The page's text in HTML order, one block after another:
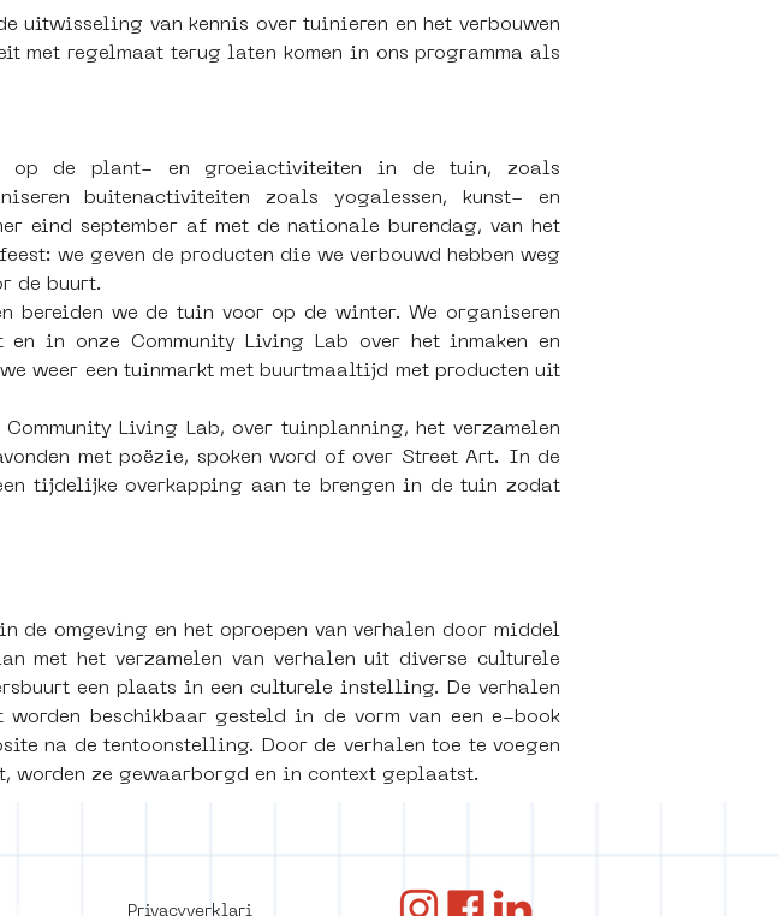
uitwisseling van kennis over tuinieren en het verbouwen
met regelmaat terug laten komen in ons programma als
op de plant- en groeiactiviteiten in de tuin, zoals
buitenactiviteiten zoals yogalessen, kunst- en
eind september af met de nationale burendag, van het
we geven de producten die we verbouwd hebben weg
de buurt.
we de tuin voor op de winter. We organiseren
in onze Community Living Lab over het inmaken en
weer een tuinmarkt met buurtmaaltijd met producten uit
Living Lab, over tuinplanning, het verzamelen
met poëzie, spoken word of over Street Art. In de
tijdelijke overkapping aan te brengen in de tuin zodat
de omgeving en het oproepen van verhalen door middel
met het verzamelen van verhalen uit diverse culturele
een plaats in een culturele instelling. De verhalen
beschikbaar gesteld in de vorm van een e-book
na de tentoonstelling. Door de verhalen toe te voegen
worden ze gewaarborgd en in context geplaatst.
Privacyverklari